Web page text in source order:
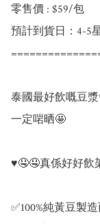
零售價 : $59/包
預計到貨日：4-5
泰國最好飲嘅豆
一定啱晒🤩
♥️🤤🤤真係好好飲
✅100%純黃豆製